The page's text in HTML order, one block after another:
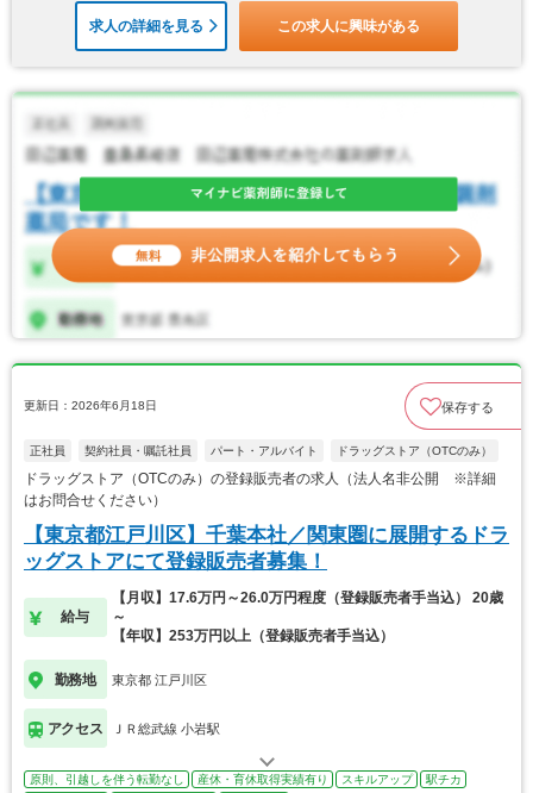
求人の詳細を見る この求人に興味がある
更新日：2026年6月18日 保存する
正社員 契約社員・嘱託社員 パート・アルバイト ドラッグストア（OTCのみ）
ドラッグストア（OTCのみ）の登録販売者の求人（法人名非公開 ※詳細
はお問合せください）
【東京都江戸川区】千葉本社／関東圏に展開するドラ
ッグストアにて登録販売者募集！
給与
【月収】17.6万円～26.0万円程度（登録販売者手当込） 20歳
～
【年収】253万円以上（登録販売者手当込）
勤務地 東京都 江戸川区
アクセス ＪＲ総武線 小岩駅
原則、引越しを伴う転勤なし 産休・育休取得実績有り スキルアップ
駅チカ